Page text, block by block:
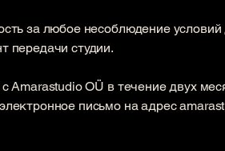
за любое несоблюдение
передачи студии.
Amarastudio OÜ в течение двух
письмо на адрес